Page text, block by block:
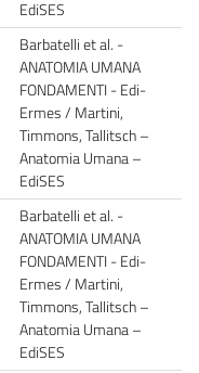
EdiSES
Barbatelli et al. -
ANATOMIA UMANA
FONDAMENTI - Edi-
Ermes / Martini,
Timmons, Tallitsch –
Anatomia Umana –
EdiSES
Barbatelli et al. -
ANATOMIA UMANA
FONDAMENTI - Edi-
Ermes / Martini,
Timmons, Tallitsch –
Anatomia Umana –
EdiSES